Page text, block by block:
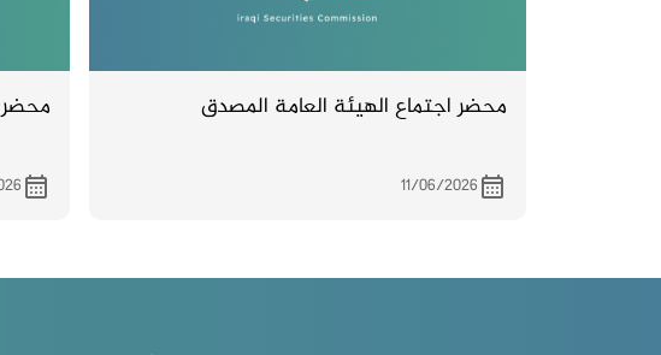
محضر اجتماع الهيئة العامة المصدق
11/06/2026
محضر